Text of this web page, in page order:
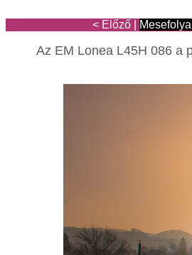
< Előző
Az EM Lonea L45H 086 a